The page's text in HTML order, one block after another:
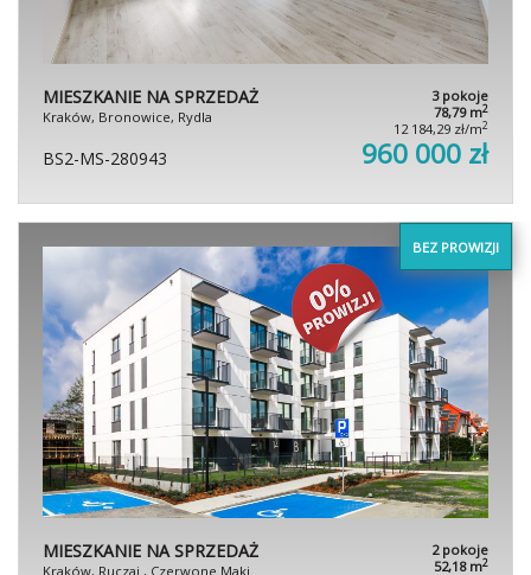
MIESZKANIE NA SPRZEDAŻ
Kraków, Bronowice, Rydla
3 pokoje
78,79 m2
12 184,29 zł/m2
BS2-MS-280943 960 000 zł
BEZ PROWIZJI
MIESZKANIE NA SPRZEDAŻ
Kraków, Ruczaj , Czerwone Maki
2 pokoje
52,18 m2